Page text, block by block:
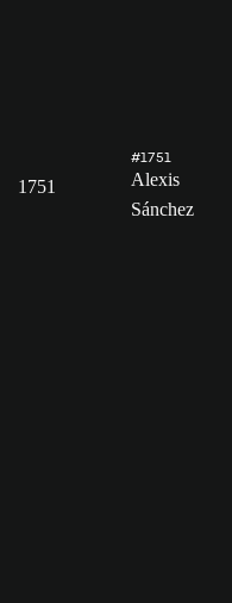
1751
#1751
Alexis
Sánchez